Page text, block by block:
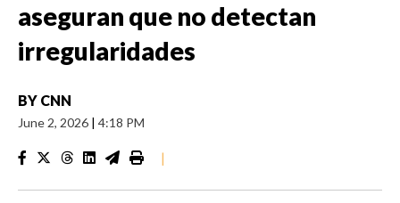
aseguran que no detectan
irregularidades
BY CNN
June 2, 2026 | 4:18 PM
|